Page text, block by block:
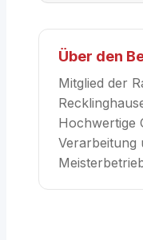
Über den
Mitglied der
Hochwertige
Verarbeitung